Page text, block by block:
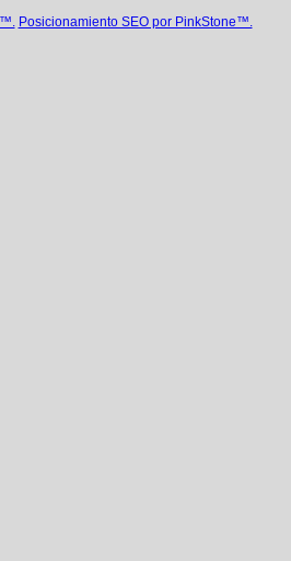
Posicionamiento SEO por PinkStone™.